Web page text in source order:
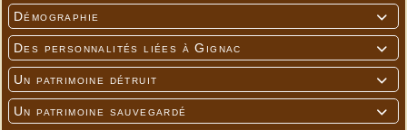

Démographie

Des personnalités liées à Gignac

Un patrimoine détruit

Un patrimoine sauvegardé